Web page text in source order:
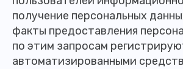
получение персональных
факты предоставления
по этим запросам
автоматизированными